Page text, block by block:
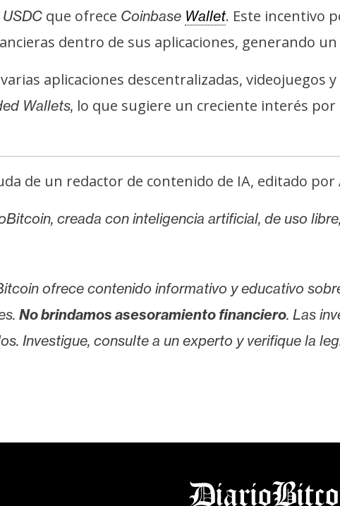
USDC que ofrece Coinbase Wallet. Este incentivo
dentro de sus aplicaciones, generando
aplicaciones descentralizadas, videojuegos
Wallets, lo que sugiere un creciente interés
de un redactor de contenido de IA, editado
creada con inteligencia artificial, de uso
ofrece contenido informativo y educativo
No brindamos asesoramiento financiero. Las
Investigue, consulte a un experto y verifique la